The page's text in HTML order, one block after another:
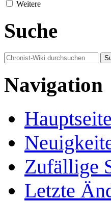
Weitere
Suche
Navigation
Hauptseite
Zufällige
Letzte